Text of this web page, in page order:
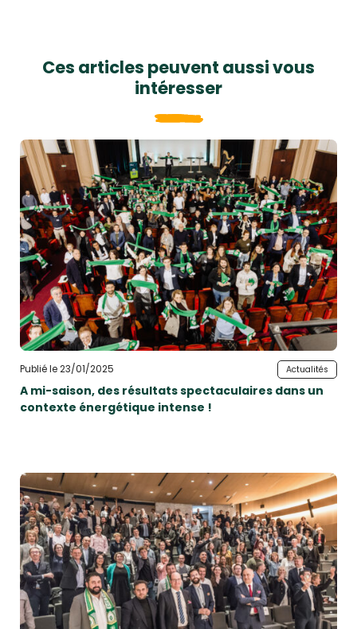
Ces articles peuvent aussi vous
intéresser
Publié le 23/01/2025 Actualités
A mi-saison, des résultats spectaculaires dans un
contexte énergétique intense !